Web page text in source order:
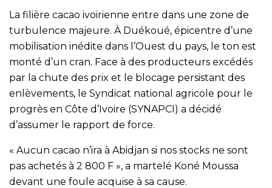
La filière cacao ivoirienne entre dans une zone de
turbulence majeure. À Duékoué, épicentre d’une
mobilisation inédite dans l’Ouest du pays, le ton est
monté d’un cran. Face à des producteurs excédés
par la chute des prix et le blocage persistant des
enlèvements, le Syndicat national agricole pour le
progrès en Côte d’Ivoire (SYNAPCI) a décidé
d’assumer le rapport de force.
« Aucun cacao n’ira à Abidjan si nos stocks ne sont
pas achetés à 2 800 F », a martelé Koné Moussa
devant une foule acquise à sa cause.